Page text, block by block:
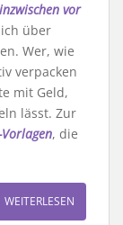
vor
über
Wer, wie
verpacken
mit Geld,
lässt. Zur
, die
WEITERLESEN